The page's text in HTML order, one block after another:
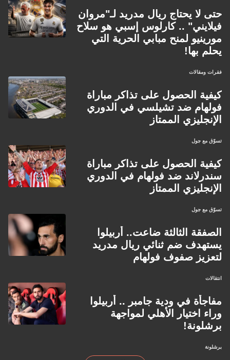
حتى لا يحتاج ريال مدريد لـ"مروان
فيلايني" .. كارلوس إسبي هو سلاح
مورينيو لمنح مبابي الحرية التي
يحلم بها!
فقرات ومقالات
كيفية الحصول على تذاكر مباراة
فولهام ضد تشيلسي في الدوري
الإنجليزي الممتاز
تسوّق مع جول
كيفية الحصول على تذاكر مباراة
سندرلاند ضد فولهام في الدوري
الإنجليزي الممتاز
تسوّق مع جول
الصفقة الثالثة ضاعت.. أربيلوا
يستهدف ضم ثنائي ريال مدريد
لتعزيز صفوف فولهام
انتقالات
مفاجأة في ودية جامبر .. أربيلوا
وراء اختيار الأهلي لمواجهة
برشلونة!
برشلونة